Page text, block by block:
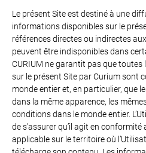
Le présent Site est destiné à une
informations disponibles sur le
références directes ou indirectes
peuvent être indisponibles dans
CURIUM ne garantit pas que
sur le présent Site par Curium sont
monde entier et, en particulier, que
dans la même apparence, les
conditions dans le monde entier.
de s’assurer qu’il agit en
applicable sur le territoire où